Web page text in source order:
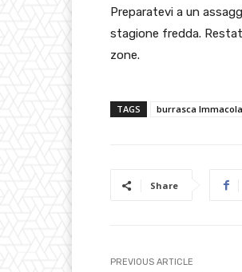
Preparatevi a un
stagione fredda.
zone.
TAGS burrasca
Share
PREVIOUS ARTICLE